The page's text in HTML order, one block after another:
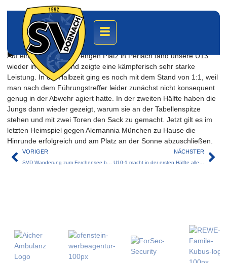
U13 findet wieder in die Spur
10. November 2024
Auf einem kleinen und engen Platz in Perlach fand unsere U13
wieder in die Spur und zeigte eine kämpferisch sehr starke
Leistung. In die Halbzeit ging es noch mit dem Stand von 1:1, weil
man nach dem Führungstreffer leider zunächst nicht konsequent
genug in der Abwehr agiert hatte. In der zweiten Hälfte haben die
Jungs dann wieder gezeigt, warum sie an der Tabellenspitze
stehen und mit zwei Toren den Sack zu gemacht. Jetzt gilt es im
letzten Heimspiel gegen Alemannia München zu Hause die
Hinrunde erfolgreich und am Platz an der Sonne abzuschließen.
VORIGER NÄCHSTER